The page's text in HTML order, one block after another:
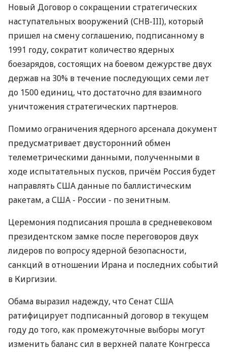
Новый Договор о сокращении стратегических
наступательных вооружений (СНВ-III), который
пришел на смену соглашению, подписанному в
1991 году, сократит количество ядерных
боезарядов, состоящих на боевом дежурстве двух
держав на 30% в течение последующих семи лет
до 1500 единиц, что достаточно для взаимного
уничтожения стратегических партнеров.
Помимо ограничения ядерного арсенала документ
предусматривает двусторонний обмен
телеметрическими данными, полученными в
ходе испытательных пусков, причём Россия будет
направлять США данные по баллистическим
ракетам, а США - России - по зенитным.
Церемония подписания прошла в средневековом
президентском замке после переговоров двух
лидеров по вопросу ядерной безопасности,
санкций в отношении Ирана и последних событий
в Киргизии.
Обама выразил надежду, что Сенат США
ратифицирует подписанный договор в текущем
году до того, как промежуточные выборы могут
изменить баланс сил в верхней палате Конгресса